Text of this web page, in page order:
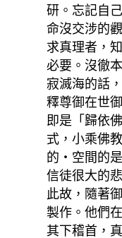
研。忘記自
命沒交涉的
求真理者，
必要。沒徹
寂滅海的話
釋尊御在世
即是「歸依
式，小乘佛
的・空間的
信徒很大的
此故，隨著
製作。他們
其下稽首，